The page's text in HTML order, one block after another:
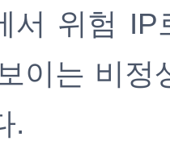
서 위험
이는 비정
.